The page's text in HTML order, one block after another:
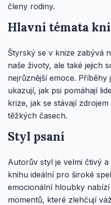
členy rodiny.
Hlavní témata
Štyrský se v knize zabývá
naše životy, ale také jejich
nejrůznější emoce.
ukazují, jak psi pomáhají
krize, jak se stávají
těžkých časech.
Styl psaní
Autorův styl je velmi čtivý
knihu ideální pro široké
emocionální hloubky
momentů, které zlehčují